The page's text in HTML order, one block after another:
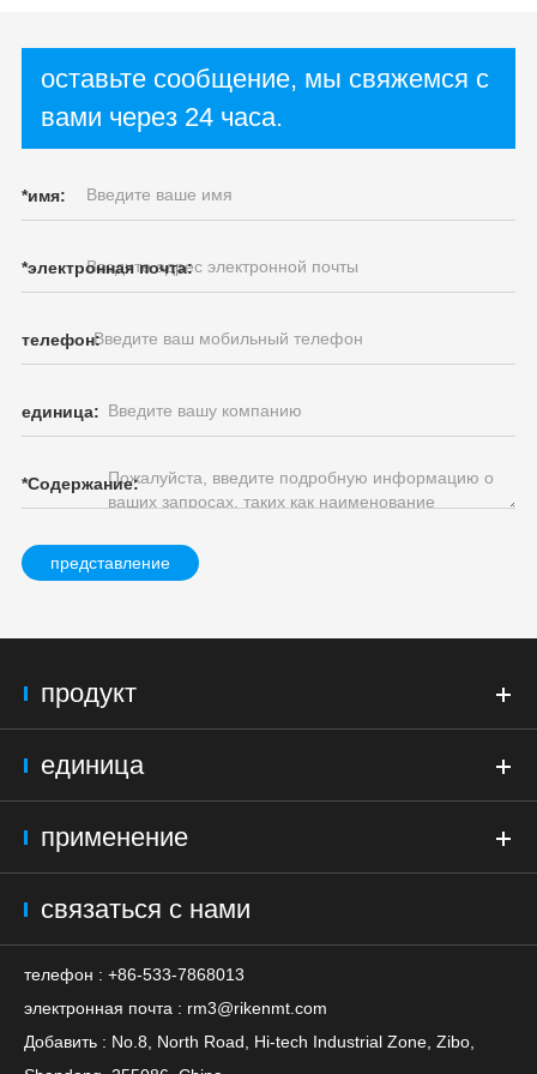
оставьте сообщение, мы свяжемся с
вами через 24 часа.
*имя:
*электронная почта:
телефон:
единица:
*Содержание:
представление
продукт
единица
применение
связаться с нами
телефон : +86-533-7868013
электронная почта : rm3@rikenmt.com
Добавить : No.8, North Road, Hi-tech Industrial Zone, Zibo,